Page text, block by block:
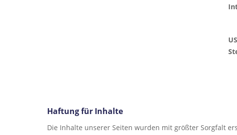
Haftung für Inhalte
Die Inhalte unserer Seiten wurden mit größter Sorgfalt